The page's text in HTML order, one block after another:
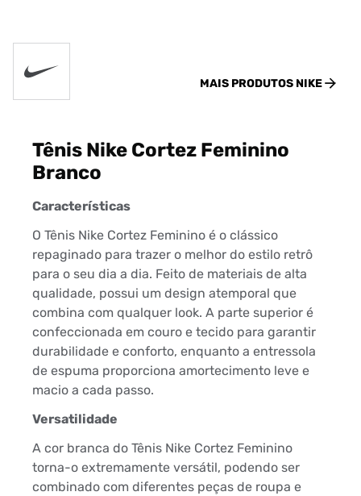
MAIS PRODUTOS NIKE
Tênis Nike Cortez Feminino
Branco
Características
O Tênis Nike Cortez Feminino é o clássico
repaginado para trazer o melhor do estilo retrô
para o seu dia a dia. Feito de materiais de alta
qualidade, possui um design atemporal que
combina com qualquer look. A parte superior é
confeccionada em couro e tecido para garantir
durabilidade e conforto, enquanto a entressola
de espuma proporciona amortecimento leve e
macio a cada passo.
Versatilidade
A cor branca do Tênis Nike Cortez Feminino
torna-o extremamente versátil, podendo ser
combinado com diferentes peças de roupa e